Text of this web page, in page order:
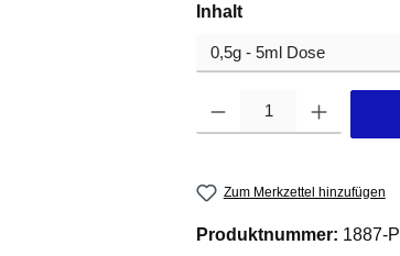
Inhaltauswählen
Zum Merkzettel hinzufügen
Produktnummer: 1887-P